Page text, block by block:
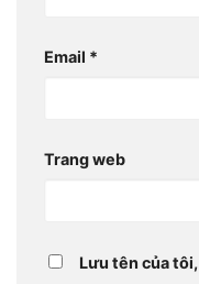
Email *
Trang web
Lưu tên của